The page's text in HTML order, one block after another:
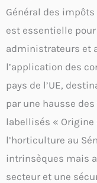
Général des
est essentielle
administrateurs et
l’application des
pays de l’UE,
par une hausse
labellisés « Origine
l’horticulture au
intrinsèques mais
secteur et une